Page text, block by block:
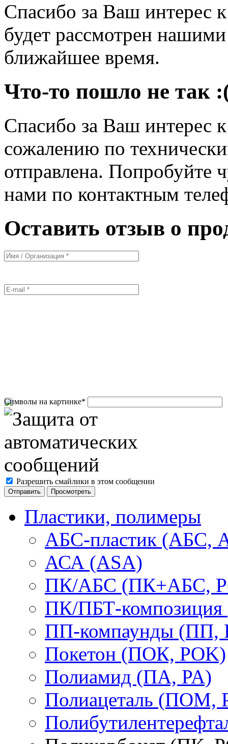
Спасибо за Ваш интерес
будет рассмотрен
ближайшее время.
Что-то пошло не так
Спасибо за Ваш интерес
сожалению по
отправлена. Попробуйте
нами по контактным
Оставить отзыв о
Символы на картинке*
Разрешить смайлики в этом сообщении
Пластики, полимеры
АБС-пластик (АБС,
АСА (ASA)
ПК/АБС (ПК+АБС,
ПК/ПБТ-композиция
ПП-компаунды (ПП,
Покетон (ПОК, POK)
Полиамид (ПА, PA)
Полиацеталь (ПОМ,